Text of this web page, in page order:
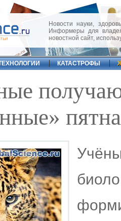
Новости науки,
Информеры для
новостной сайт,
КАТАСТРОФЫ